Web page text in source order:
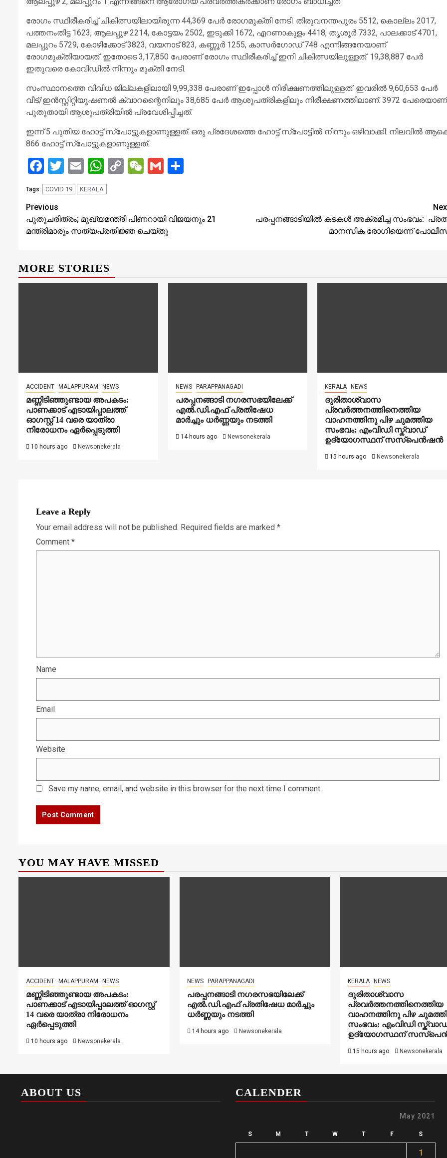
രോഗം സ്ഥിരീകരിച്ച് ചികിത്സയിലായിരുന്ന 44,369 പേര്‍ രോഗമുക്തി നേടി. തിരുവനന്തപുരം 5512, കൊല്ലം 2017,
പത്തനംതിട്ട 1623, ആലപ്പുഴ 2214, കോട്ടയം 2502, ഇടുക്കി 1672, എറണാകുളം 4418, തൃശൂര്‍ 7332, പാലക്കാട് 4701,
മലപ്പുറം 5729, കോഴിക്കോട് 3823, വയനാട് 823, കണ്ണൂര്‍ 1255, കാസര്‍ഗോഡ് 748 എന്നിങ്ങനേയാണ്
രോഗമുക്തിയായത്. ഇതോടെ 3,17,850 പേരാണ് രോഗം സ്ഥിരീകരിച്ച് ഇനി ചികിത്സയിലുള്ളത്. 19,38,887 പേര്‍
ഇതുവരെ കോവിഡില്‍ നിന്നും മുക്തി നേടി.
സംസ്ഥാനത്തെ വിവിധ ജില്ലകളിലായി 9,99,338 പേരാണ് ഇപ്പോള്‍ നിരീക്ഷണത്തിലുള്ളത്. ഇവരില്‍ 9,60,653 പേര്‍
വീട്/ഇന്‍സ്റ്റിറ്റിയൂഷണല്‍ ക്വാറന്റൈനിലും 38,685 പേര്‍ ആശുപത്രികളിലും നിരീക്ഷണത്തിലാണ്. 3972 പേരെയാണ്
പുതുതായി ആശുപത്രിയില്‍ പ്രവേശിപ്പിച്ചത്.
ഇന്ന് 5 പുതിയ ഹോട്ട് സ്‌പോട്ടുകളാണുള്ളത്. ഒരു പ്രദേശത്തെ ഹോട്ട് സ്‌പോട്ടില്‍ നിന്നും ഒഴിവാക്കി. നിലവില്‍
866 ഹോട്ട് സ്‌പോട്ടുകളാണുള്ളത്.
Facebook
Twitter
EmailWhatsApp
CopyWeChat
Gmail
Tags: COVID 19 KERALA
Continue
Reading
Previous
പുതുചരിത്രം; മുഖ്യമന്ത്രി പിണറായി വിജയനും 21
മന്ത്രിമാരും സത്യപ്രതിജ്ഞ ചെയ്തു
പരപ്പനങ്ങാടിയിൽ കടകൾ അക്രമിച്ച സംഭവം:
മാനസിക രോഗിയെന്ന്
MORE STORIES
ACCIDENT MALAPPURAM NEWS
മണ്ണിടിഞ്ഞുണ്ടായ അപകടം:
പാണക്കാട് എടായിപ്പാലത്ത്
ഓഗസ്റ്റ് 14 വരെ യാത്രാ
നിരോധനം ഏര്‍പ്പെടുത്തി
10 hours ago Newsonekerala
NEWS PARAPPANAGADI
പരപ്പനങ്ങാടി നഗരസഭയിലേക്ക്
എൽ.ഡി.എഫ് പ്രതിഷേധ
മാർച്ചും ധർണ്ണയും നടത്തി
14 hours ago Newsonekerala
KERALA NEWS
ദുരിതാശ്വാസ
പ്രവർത്തനത്തിനെത്തിയ
വാഹനത്തിനു പിഴ ചുമത്തിയ
സംഭവം: എംവിഡി സ്ക്വാഡ്
ഉദ്യോഗസ്ഥന് സസ്പെൻഷൻ
15 hours ago Newsonekerala
Leave a Reply
Your email address will not be published. Required fields are marked *
Comment *
Name
Email
Website
Save my name, email, and website in this browser for the next time I comment.
YOU MAY HAVE MISSED
ACCIDENT MALAPPURAM NEWS
മണ്ണിടിഞ്ഞുണ്ടായ അപകടം:
പാണക്കാട് എടായിപ്പാലത്ത് ഓഗസ്റ്റ്
14 വരെ യാത്രാ നിരോധനം
ഏര്‍പ്പെടുത്തി
10 hours ago Newsonekerala
NEWS PARAPPANAGADI
പരപ്പനങ്ങാടി നഗരസഭയിലേക്ക്
എൽ.ഡി.എഫ് പ്രതിഷേധ മാർച്ചും
ധർണ്ണയും നടത്തി
14 hours ago Newsonekerala
KERALA NEWS
ദുരിതാശ്വാസ
പ്രവർത്തനത്തിനെത്തിയ
വാഹനത്തിനു പിഴ
സംഭവം: എംവിഡി
ഉദ്യോഗസ്ഥന്
15 hours ago Newsonekerala
ABOUT US CALENDER
May 2021
S M T W T F S
1